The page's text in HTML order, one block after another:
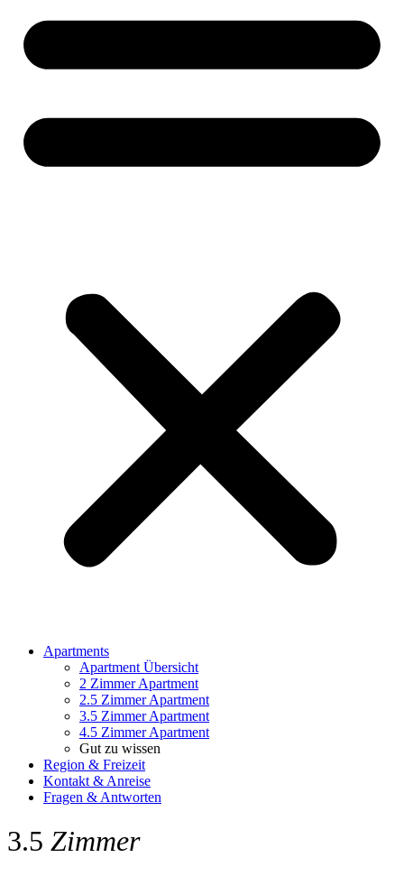
Apartments
Apartment Übersicht
2 Zimmer Apartment
2.5 Zimmer Apartment
3.5 Zimmer Apartment
4.5 Zimmer Apartment
Gut zu wissen
Region & Freizeit
Kontakt & Anreise
Fragen & Antworten
3.5 Zimmer